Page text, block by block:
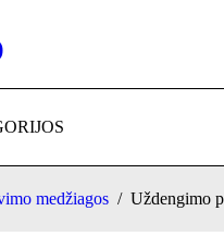
medžiagos / Uždengimo